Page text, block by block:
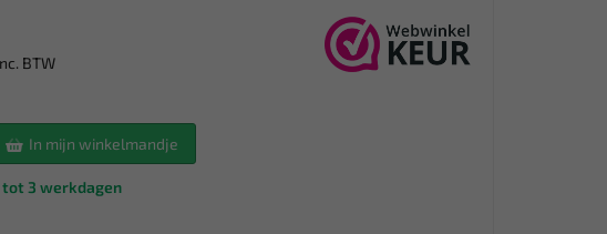
BTW
In mijn winkelmandje
tot 3 werkdagen